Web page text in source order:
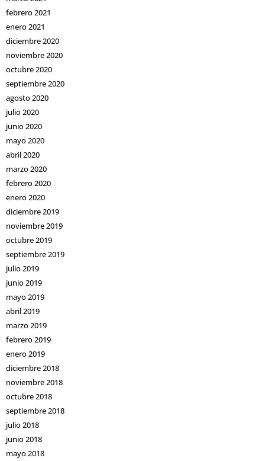
febrero 2021
enero 2021
diciembre 2020
noviembre 2020
octubre 2020
septiembre 2020
agosto 2020
julio 2020
junio 2020
mayo 2020
abril 2020
marzo 2020
febrero 2020
enero 2020
diciembre 2019
noviembre 2019
octubre 2019
septiembre 2019
julio 2019
junio 2019
mayo 2019
abril 2019
marzo 2019
febrero 2019
enero 2019
diciembre 2018
noviembre 2018
octubre 2018
septiembre 2018
julio 2018
junio 2018
mayo 2018